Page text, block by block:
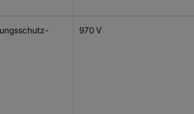
970 V